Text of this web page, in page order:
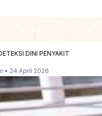
DINI PENYAKIT
• 24 April 2026